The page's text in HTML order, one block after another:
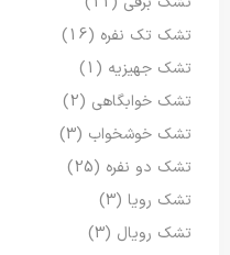
تشک تک نفره (16)
تشک جهیزیه (1)
تشک خوابگاهی (2)
تشک خوشخواب (3)
تشک دو نفره (25)
تشک رویا (3)
تشک رویال (3)